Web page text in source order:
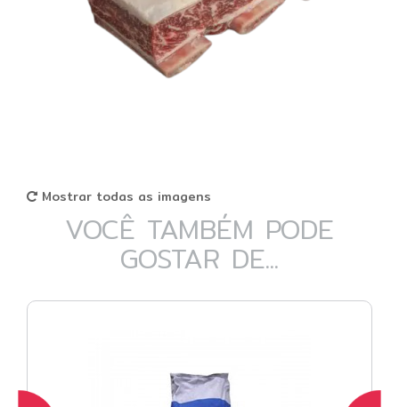
Mostrar todas as imagens
VOCÊ TAMBÉM PODE
GOSTAR DE...